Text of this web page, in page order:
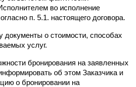
во исполнение
п. 5.1. настоящего договора.
документы о стоимости, способах
услуг.
бронирования на заявленных
об этом Заказчика и
о бронировании на